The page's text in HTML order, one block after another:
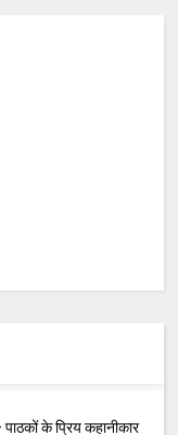
के प्रिय कहानीकार